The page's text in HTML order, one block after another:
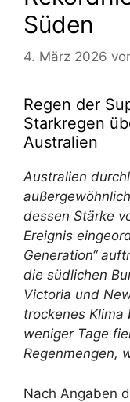
Süden
4. März 2026
Regen der
Starkregen
Australien
Australien
dessen Stärke
Ereignis
Generation“
die südlichen
Victoria und
trockenes Klima
weniger Tage
Regenmengen,
Nach Angaben